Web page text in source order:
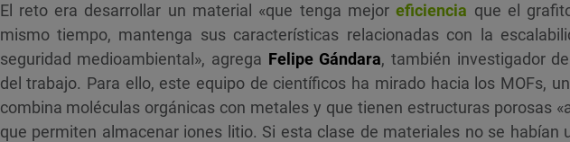
El reto era desarrollar un material «que tenga mejoreficiencia que el
mismo tiempo, mantenga sus características relacionadas con la
seguridad medioambiental», agrega Felipe Gándara, también investigador
del trabajo. Para ello, este equipo de científicos ha mirado hacia los MOFs,
combina moléculas orgánicas con metales y que tienen estructuras porosas
que permiten almacenar iones litio. Si esta clase de materiales no se habían